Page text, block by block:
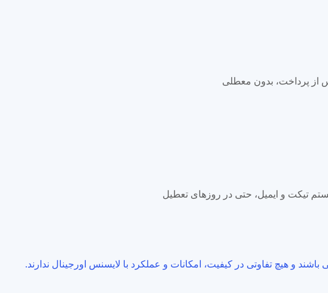
از پرداخت، بدون معطلی
تیکت و ایمیل، حتی در روزهای تعطیل
و هیچ تفاوتی در کیفیت، امکانات و عملکرد با لایسنس اورجینال ندارند.